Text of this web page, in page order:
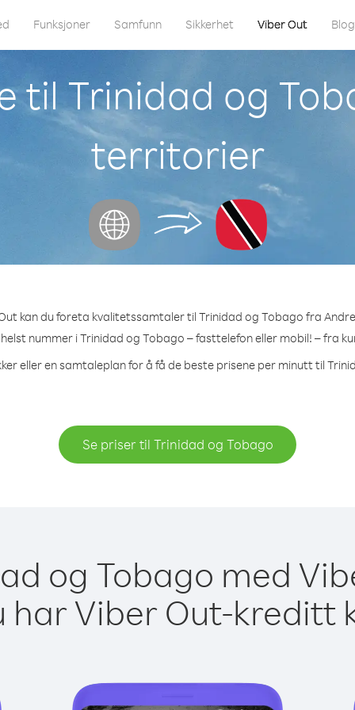
Funksjoner Samfunn Sikkerhet Viber Out
til Trinidad og
territorier
kan du foreta kvalitetssamtaler til Trinidad og Tobago fra
nummer i Trinidad og Tobago – fasttelefon eller mobil! – fra
eller en samtaleplan for å få de beste prisene per minutt til
Se priser til Trinidad og Tobago
og Tobago med
har Viber Out-kreditt